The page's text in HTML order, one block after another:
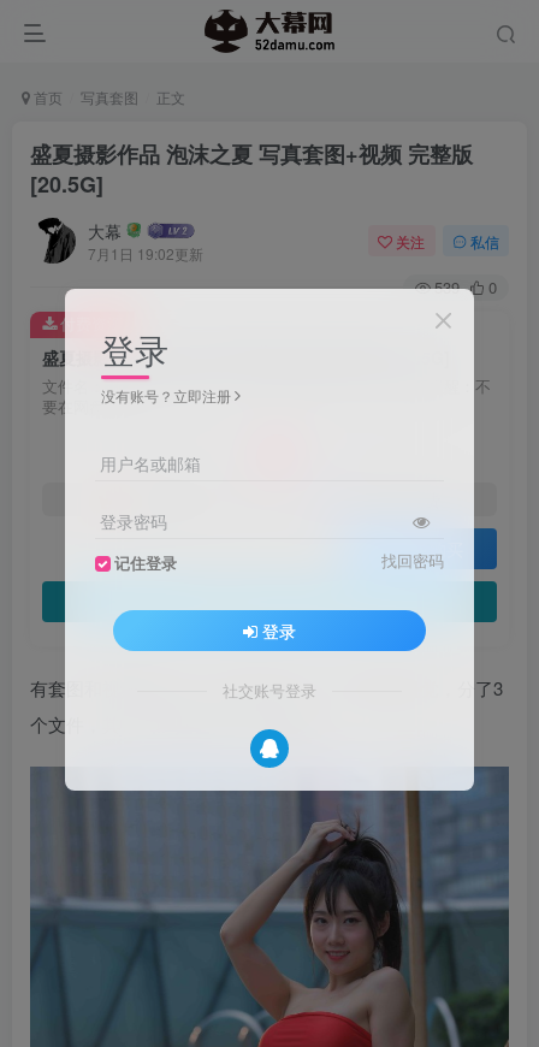
首页 写真套图 正文
盛夏摄影作品 泡沫之夏 写真套图+视频 完整版
[20.5G]
大幕
7月1日 19:02更新
关注 私信
539 0
盛夏摄影作品 泡沫之夏 写真套图+视频 完整版 [20.5G]
文件名：dm3071 解压密码：nkvp4p@52damu.com 重要提醒：不
要在网盘内解压
登录购买
付费资源
有套图和视频两部分，总容量20.5G。（照顾手机党，分了3
个文件，其中1和2是套图，3是视频）
登录
没有账号？立即注册
用户名或邮箱
登录密码
记住登录 找回密码
登录
社交账号登录